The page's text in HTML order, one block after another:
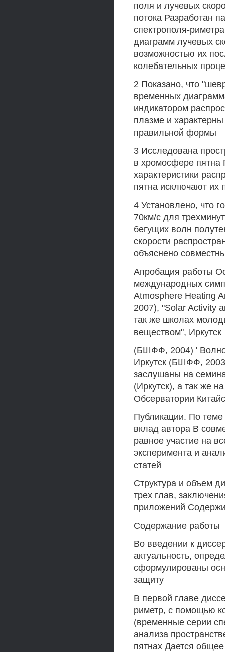
поля и лучевых
потока Разработан
спектрополя-
диаграмм лучевых
возможностью их
колебательных
2 Показано, что
временных
индикатором
плазме и
правильной формы
3 Исследована
в хромосфере пятна
характеристики
пятна исключают их
4 Установлено, что
70км/с для
бегущих волн
скорости
объяснено
Апробация работы
международных
Atmosphere Heating
2007), "Solar Activity
так же школах
веществом", Иркутск
(БШФФ, 2004) '
Иркутск (БШФФ,
заслушаны на
(Иркутск), а так же
Обсерватории
Публикации. По
вклад автора В
равное участие на
эксперимента и
статей
Структура и объем
трех глав,
приложений
Содержание работы
Во введении к
актуальность,
сформулированы
защиту
В первой главе
риметр, с помощью
(временные серии
анализа
пятнах Дается